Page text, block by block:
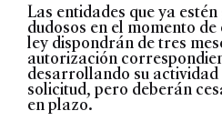
Las entidades que ya
dudosos en el momento
ley dispondrán de tres
autorización
desarrollando su
solicitud, pero deberán
en plazo.